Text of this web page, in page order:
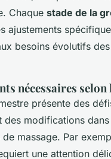
Chaque stade de la
ajustements
besoins évolutifs
nécessaires
présente des
des modifications dans
de massage. Par
une attention